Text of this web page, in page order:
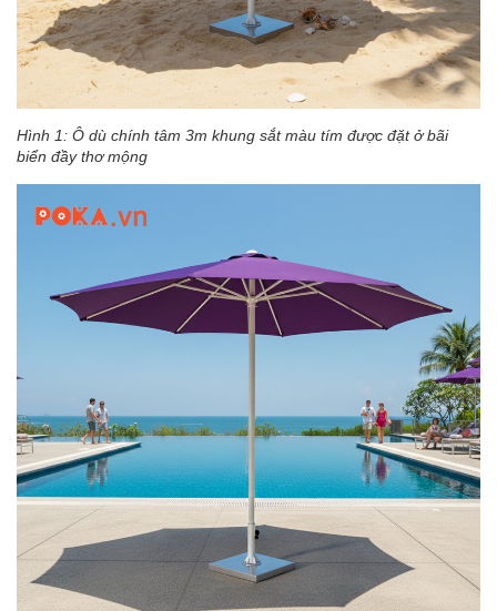
Hình 1: Ô dù chính tâm 3m khung sắt màu tím được đặt ở bãi
biển đầy thơ mộng